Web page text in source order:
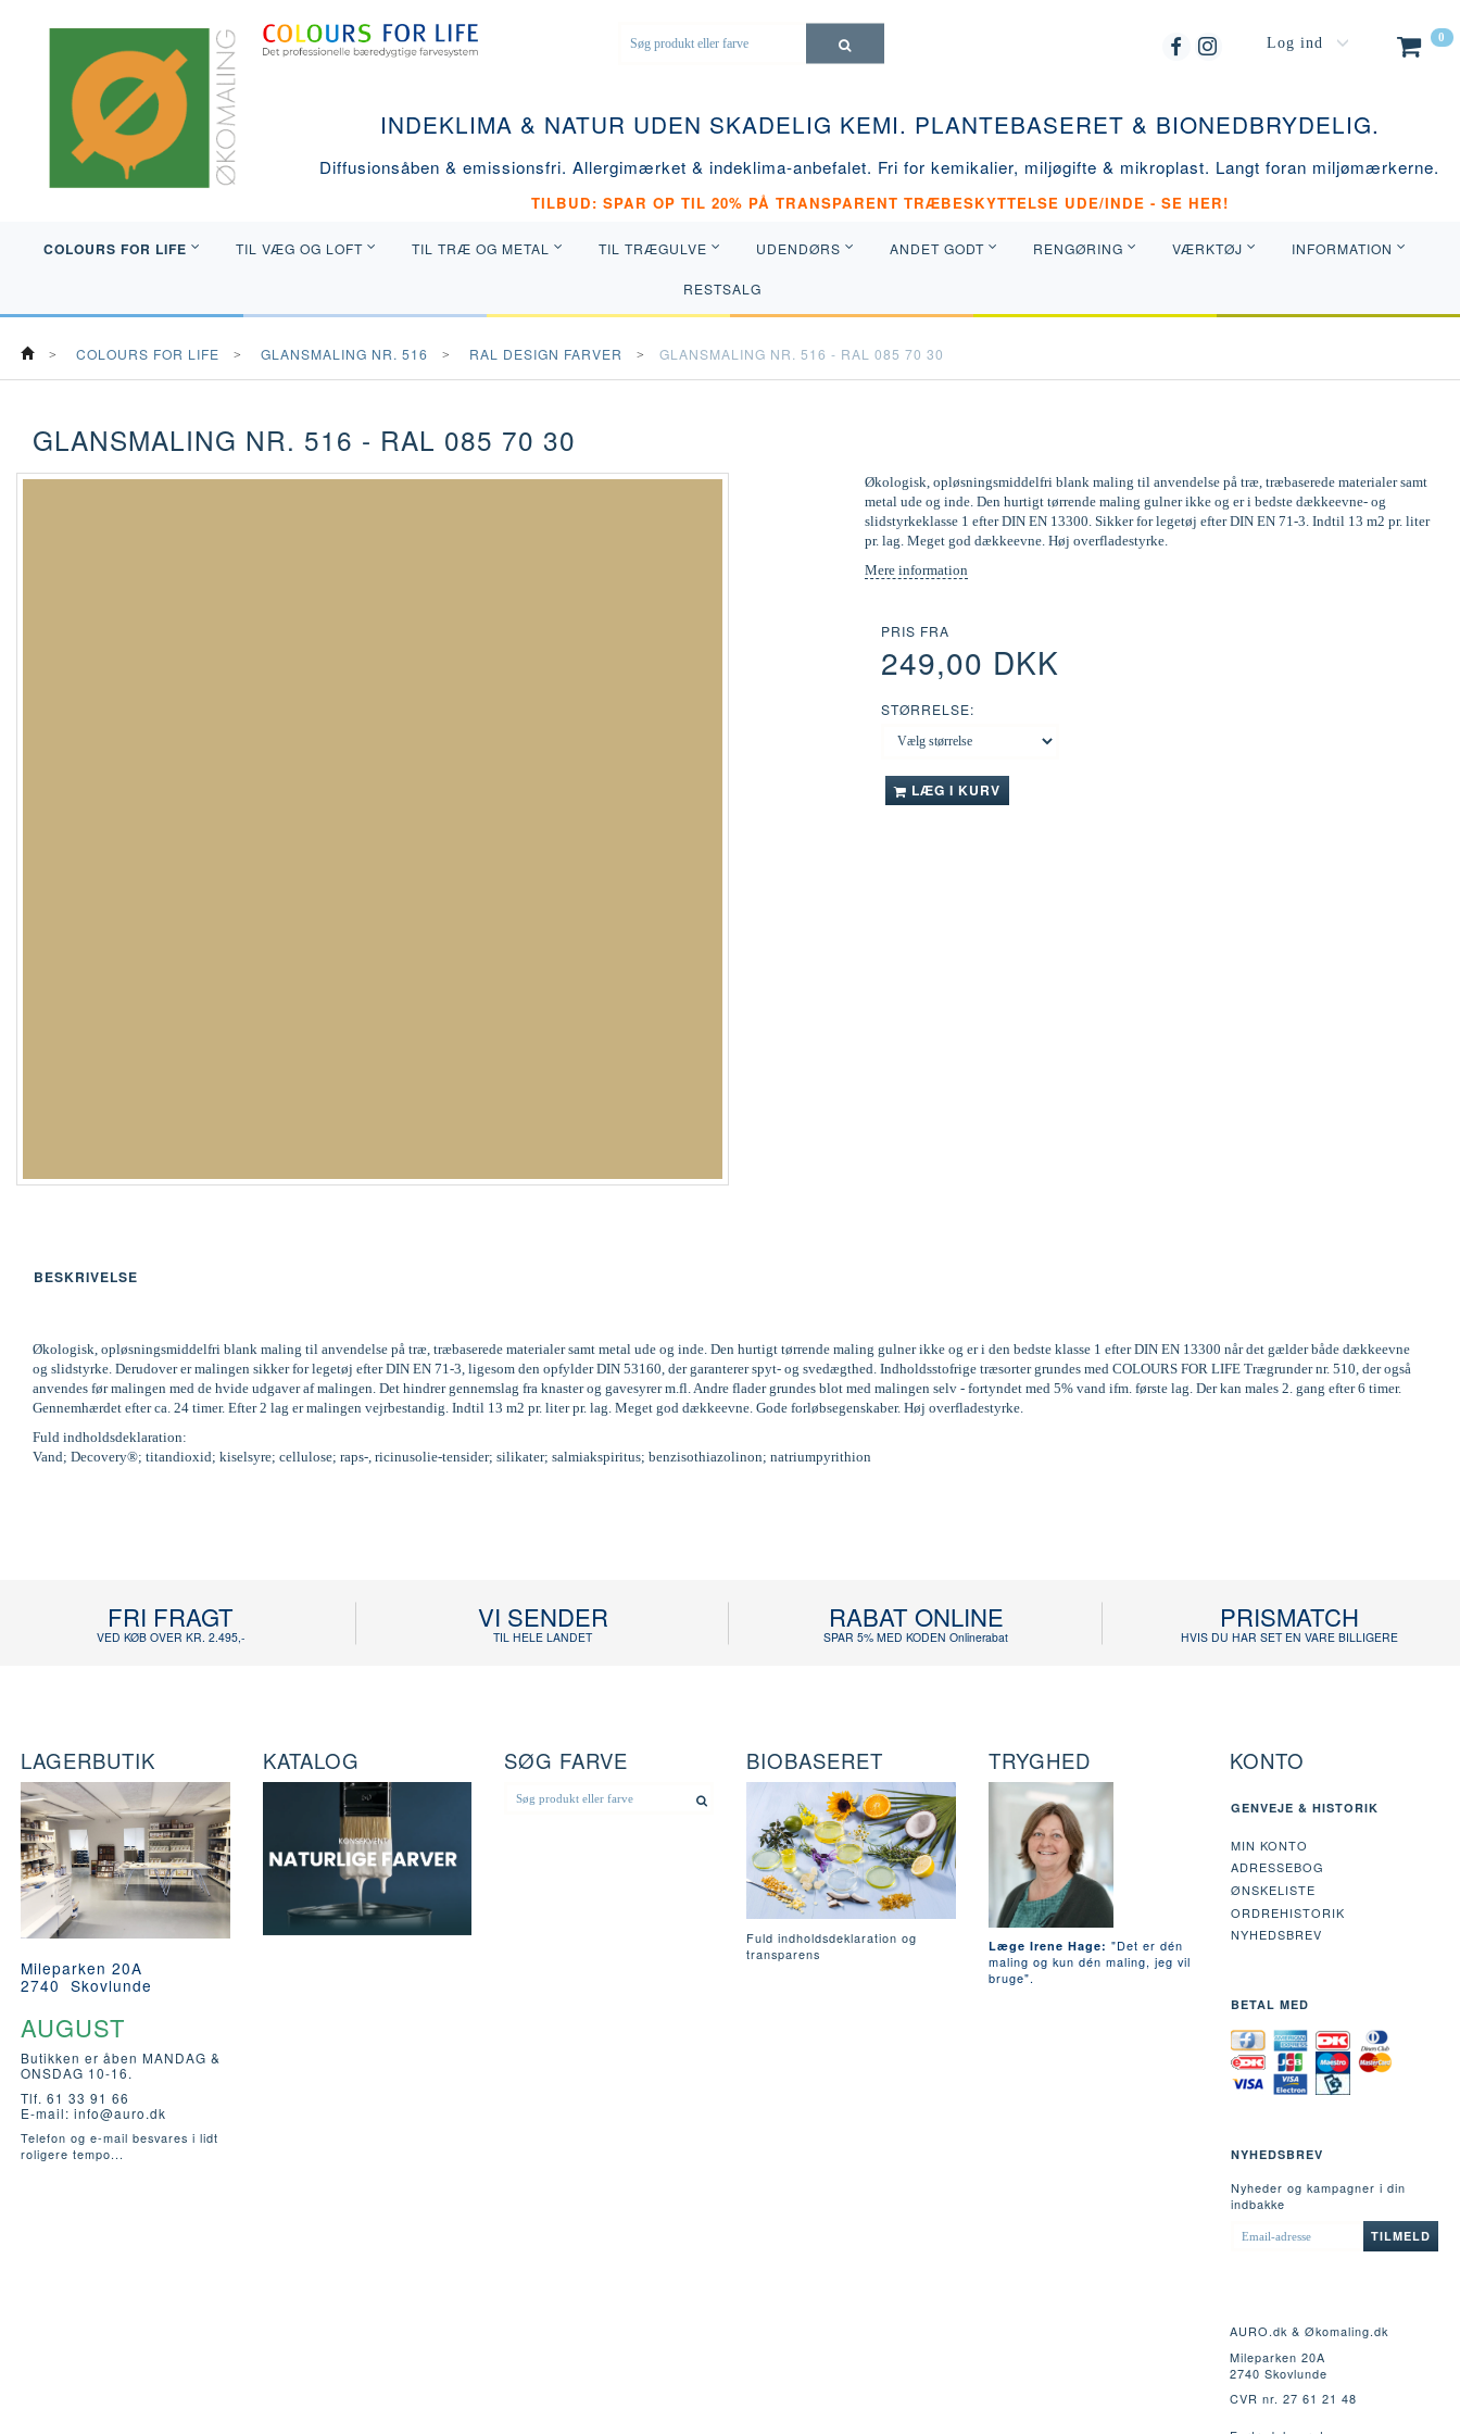
0
Log ind
INDEKLIMA & NATUR UDEN SKADELIG KEMI. PLANTEBASERET & BIONEDBRYDELIG.
Diffusionsåben & emissionsfri. Allergimærket & indeklima-anbefalet. Fri for kemikalier, miljøgifte & mikroplast. Langt foran miljømærkerne.
TILBUD: SPAR OP TIL 20% PÅ TRANSPARENT TRÆBESKYTTELSE UDE/INDE - SE HER!
COLOURS FOR LIFE TIL VÆG OG LOFT TIL TRÆ OG METAL TIL TRÆGULVE UDENDØRS ANDET GODT RENGØRING VÆRKTØJ INFORMATION
RESTSALG
COLOURS FOR LIFE GLANSMALING NR. 516 RAL DESIGN FARVER GLANSMALING NR. 516 - RAL 085 70 30
GLANSMALING NR. 516 - RAL 085 70 30
Økologisk, opløsningsmiddelfri blank maling til anvendelse på træ, træbaserede materialer samt
metal ude og inde. Den hurtigt tørrende maling gulner ikke og er i bedste dækkeevne- og
slidstyrkeklasse 1 efter DIN EN 13300. Sikker for legetøj efter DIN EN 71-3. Indtil 13 m2 pr. liter
pr. lag. Meget god dækkeevne. Høj overfladestyrke.
Mere information
PRIS FRA
249,00 DKK
STØRRELSE:
LÆG I KURV
BESKRIVELSE
Økologisk, opløsningsmiddelfri blank maling til anvendelse på træ, træbaserede materialer samt metal ude og inde. Den hurtigt tørrende maling gulner ikke og er i den bedste klasse 1 efter DIN EN 13300 når det gælder både dækkeevne
og slidstyrke. Derudover er malingen sikker for legetøj efter DIN EN 71-3, ligesom den opfylder DIN 53160, der garanterer spyt- og svedægthed. Indholdsstofrige træsorter grundes med COLOURS FOR LIFE Trægrunder nr. 510, der også
anvendes før malingen med de hvide udgaver af malingen. Det hindrer gennemslag fra knaster og gavesyrer m.fl. Andre flader grundes blot med malingen selv - fortyndet med 5% vand ifm. første lag. Der kan males 2. gang efter 6 timer.
Gennemhærdet efter ca. 24 timer. Efter 2 lag er malingen vejrbestandig. Indtil 13 m2 pr. liter pr. lag. Meget god dækkeevne. Gode forløbsegenskaber. Høj overfladestyrke.
Fuld indholdsdeklaration:
Vand; Decovery®; titandioxid; kiselsyre; cellulose; raps-, ricinusolie-tensider; silikater; salmiakspiritus; benzisothiazolinon; natriumpyrithion
FRI FRAGT
VED KØB OVER KR. 2.495,-
VI SENDER
TIL HELE LANDET
RABAT ONLINE
SPAR 5% MED KODEN Onlinerabat
PRISMATCH
HVIS DU HAR SET EN VARE BILLIGERE
LAGERBUTIK
Mileparken 20A
2740 Skovlunde
AUGUST
Butikken er åben MANDAG &
ONSDAG 10-16.
Tlf. 61 33 91 66
E-mail: info@auro.dk
Telefon og e-mail besvares i lidt
roligere tempo...
KATALOG SØG FARVE BIOBASERET
Fuld indholdsdeklaration og
transparens
TRYGHED
Læge Irene Hage: "Det er dén
maling og kun dén maling, jeg vil
bruge".
KONTO
GENVEJE & HISTORIK
MIN KONTO
ADRESSEBOG
ØNSKELISTE
ORDREHISTORIK
NYHEDSBREV
BETAL MED
NYHEDSBREV
Nyheder og kampagner i din
indbakke
EMAIL-
ADRESSE
TILMELD
AURO.dk & Økomaling.dk
Mileparken 20A
2740 Skovlunde
CVR nr. 27 61 21 48